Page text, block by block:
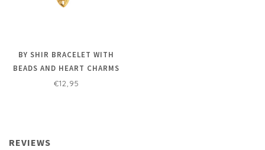
BY SHIR BRACELET WITH
BEADS AND HEART CHARMS
€12,95
REVIEWS